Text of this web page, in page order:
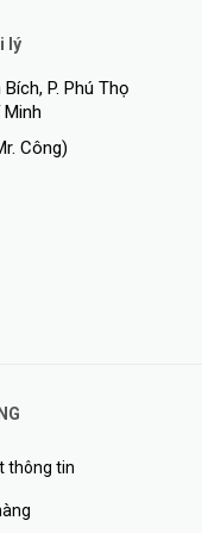
lý
P. Phú Thọ
Minh
Công)
thông tin